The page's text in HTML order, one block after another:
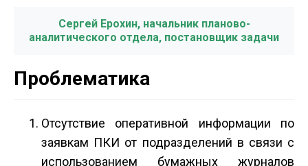
Сергей Ерохин, начальник планово-
аналитического отдела, постановщик задачи
Проблематика
Отсутствие оперативной информации по
заявкам ПКИ от подразделений в связи с
использованием бумажных журналов